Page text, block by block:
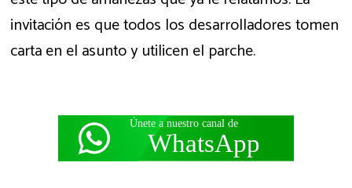
invitación es que todos los desarrolladores tomen
carta en el asunto y utilicen el parche.